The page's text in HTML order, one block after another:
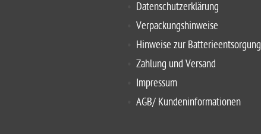
Datenschutzerklärung
Verpackungshinweise
Hinweise zur Batterieentsorgung
Zahlung und Versand
Impressum
AGB/ Kundeninformationen